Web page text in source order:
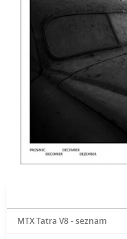
MTX Tatra V8 - seznam